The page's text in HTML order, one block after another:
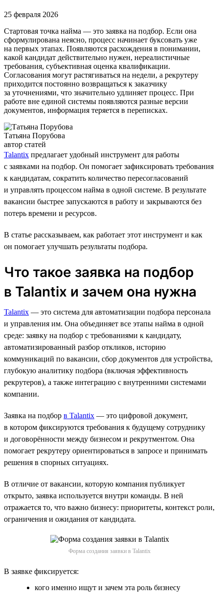
25 февраля 2026
Стартовая точка найма — это заявка на подбор. Если она
сформулирована неясно, процесс начинает буксовать уже
на первых этапах. Появляются расхождения в понимании,
какой кандидат действительно нужен, нереалистичные
требования, субъективная оценка квалификации.
Согласования могут растягиваться на недели, а рекрутеру
приходится постоянно возвращаться к заказчику
за уточнениями, что значительно удлиняет процесс. При
работе вне единой системы появляются разные версии
документов, информация теряется в переписках.
Татьяна Порубова
автор статей
Talantix предлагает удобный инструмент для работы
с заявками на подбор. Он помогает зафиксировать требования
к кандидатам, сократить количество пересогласований
и управлять процессом найма в одной системе. В результате
вакансии быстрее запускаются в работу и закрываются без
потерь времени и ресурсов.
В статье рассказываем, как работает этот инструмент и как
он помогает улучшать результаты подбора.
Что такое заявка на подбор
в Talantix и зачем она нужна
Talantix — это система для автоматизации подбора персонала
и управления им. Она объединяет все этапы найма в одной
среде: заявку на подбор с требованиями к кандидату,
автоматизированный разбор откликов, историю
коммуникаций по вакансии, сбор документов для устройства,
глубокую аналитику подбора (включая эффективность
рекрутеров), а также интеграцию с внутренними системами
компании.
Заявка на подбор в Talantix — это цифровой документ,
в котором фиксируются требования к будущему сотруднику
и договорённости между бизнесом и рекрутментом. Она
помогает рекрутеру ориентироваться в запросе и принимать
решения в спорных ситуациях.
В отличие от вакансии, которую компания публикует
открыто, заявка используется внутри команды. В ней
отражается то, что важно бизнесу: приоритеты, контекст роли,
ограничения и ожидания от кандидата.
Форма создания заявки в Talantix
В заявке фиксируется:
кого именно ищут и зачем эта роль бизнесу